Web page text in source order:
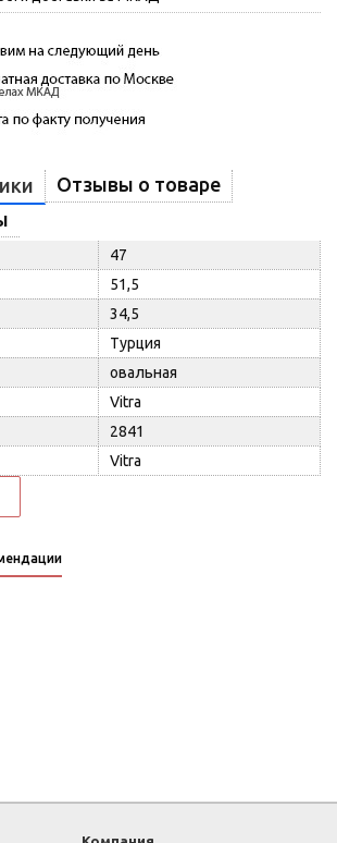
Отзывы о товаре
47
51,5
34,5
Турция
овальная
Vitra
2841
Vitra